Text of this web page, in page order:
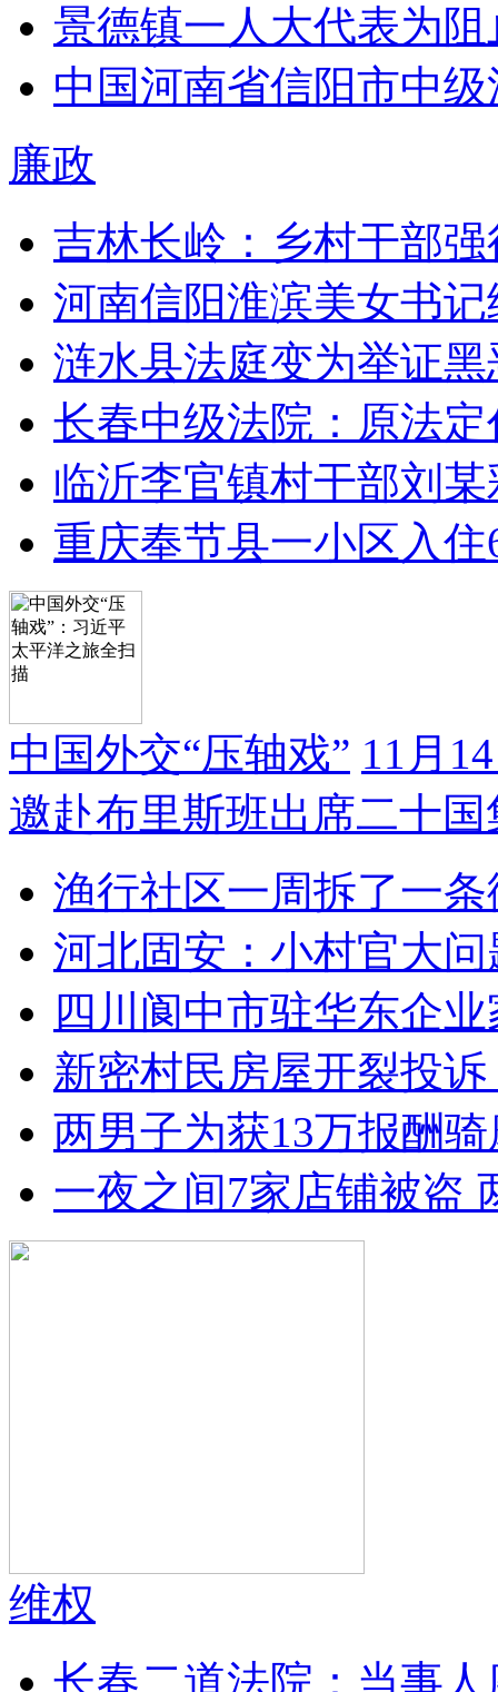
景德镇一人大代表为
中国河南省信阳市中
廉政
吉林长岭：乡村干部
河南信阳淮滨美女书
涟水县法庭变为举证
长春中级法院：原法
临沂李官镇村干部刘
重庆奉节县一小区入
中国外交“压轴戏” 11月
邀赴布里斯班出席二十
渔行社区一周拆了一
河北固安：小村官大问
四川阆中市驻华东企
新密村民房屋开裂投
两男子为获13万报酬
一夜之间7家店铺被盗
维权
长春二道法院：当事